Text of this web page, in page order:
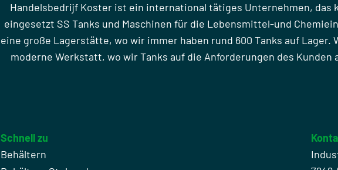
Handelsbedrijf Koster ist ein international tätiges Unternehmen, das
eingesetzt SS Tanks und Maschinen für die Lebensmittel-und
eine große Lagerstätte, wo wir immer haben rund 600 Tanks auf Lager.
moderne Werkstatt, wo wir Tanks auf die Anforderungen des Kunden
Schnell zu
Behältern